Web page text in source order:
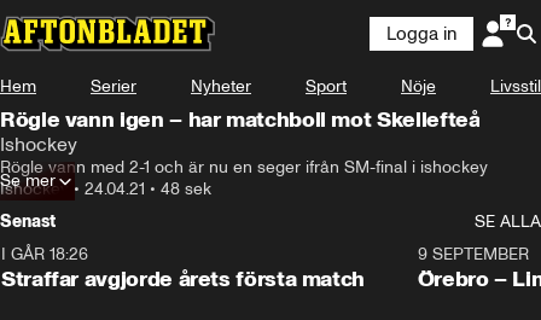
Logga in
Hem Serier Nyheter Sport Nöje Livsstil
Rögle vann igen – har matchboll mot Skellefteå
Ishockey
Rögle vann med 2-1 och är nu en seger ifrån SM-final i ishockey
Ishockey• 24.04.21 • 48 sek
Se mer
Senast
SE ALLA
I GÅR 18:26
Straffar avgjorde årets första match
Plus
9 SEPTEMBER
Örebro –